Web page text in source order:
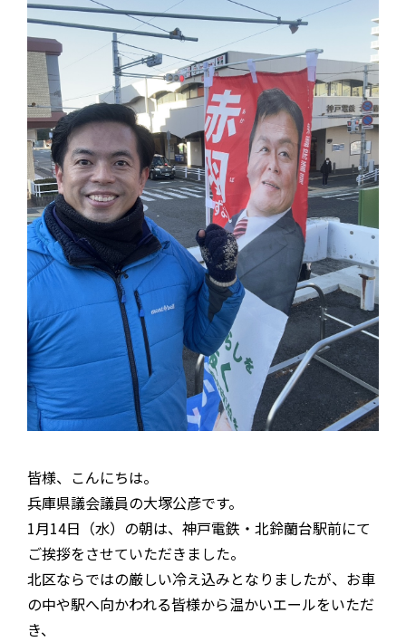
皆様、こんにちは。
兵庫県議会議員の大塚公彦です。
1月14日（水）の朝は、神戸電鉄・北鈴蘭台駅前にて
ご挨拶をさせていただきました。
北区ならではの厳しい冷え込みとなりましたが、お車
の中や駅へ向かわれる皆様から温かいエールをいただ
き、